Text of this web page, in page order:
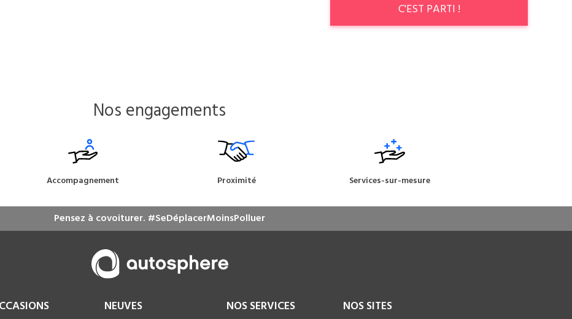
C'EST PARTI !
Nos engagements
Accompagnement Proximité Services-sur-mesure
Pensez à covoiturer. #SeDéplacerMoinsPolluer
NEUVES NOS SERVICES NOS SITES